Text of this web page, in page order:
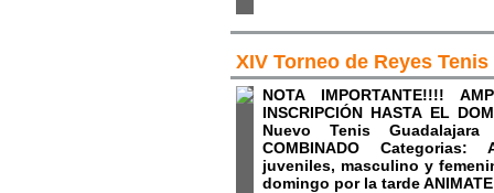
XIV Torneo de Reyes Tenis
NOTA IMPORTANTE!!!!
INSCRIPCIÓN HASTA EL
Nuevo Tenis
COMBINADO Categorias:
juveniles, masculino y
domingo por la tarde